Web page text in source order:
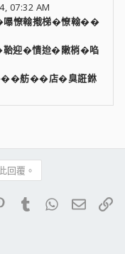
07:32 AM
憭翰撠梯�憭翰��
迎�憒迨�敶梢�啗
舫��店�臭誑銝
回覆。
PinterestTumblrWhatsApp
電子